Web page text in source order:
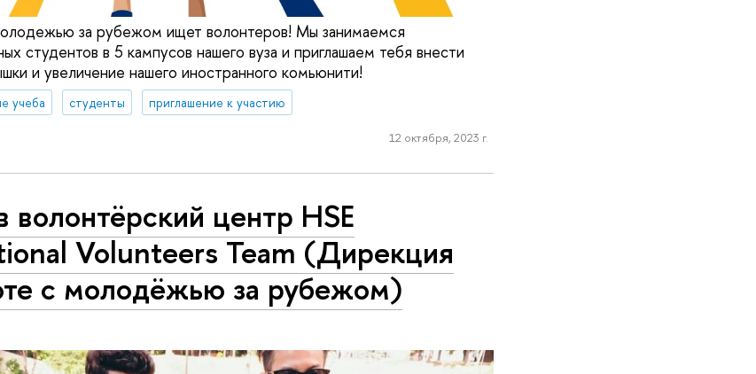
за рубежом ищет волонтеров! Мы занимаемся
студентов в 5 кампусов нашего вуза и приглашаем тебя внести
и увеличение нашего иностранного комьюнити!
учеба студенты
приглашение к участию
12 октября, 2023 г.
волонтёрский центр HSE
Volunteers Team (Дирекция
с молодёжью за рубежом)